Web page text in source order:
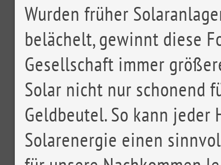
Wurden früher
belächelt, gewinnt diese
Gesellschaft immer
Solar nicht nur schonend
Geldbeutel. So kann
Solarenergie einen